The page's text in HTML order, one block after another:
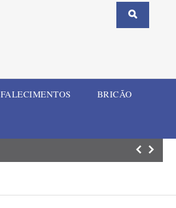
FALECIMENTOS BRICÃO
Nova